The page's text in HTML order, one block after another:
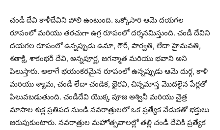
చండీ దేవి కాళీదేవిని పోలి ఉంటుంది. ఒక్కోసారి ఆమె దయగల
రూపంలో మరియు తరచుగా ఉగ్ర రూపంలో దర్శనమిస్తుంది. చండీ దేవిని
దయగల రూపంలో ఉన్నప్పుడు ఉమా, గౌరీ, పార్వతి, లేదా హైమవతి,
శతాక్షి, శాకంభరీ దేవి, అన్నపూర్ణ, జగన్మాత మరియు భవాని అని
పిలుస్తారు. అలాగే భయంకరమైన రూపంలో ఉన్నప్పుడు ఆమె దుర్గ, కాళి
మరియు శ్యామ, చండీ లేదా చండిక, భైరవి, చిన్నమాస్త మొదలైన పేర్లతో
పిలువబడుతుంది. చండీదేవి యొక్క పూజ అశ్వినీ మరియు చైత్ర
మాసాల శుక్ల ప్రతిపద నుండి నవరాత్రులలో ఒక ప్రత్యేక వేడుకతో భక్తులు
జరుపుకుంటారు. నవరాత్రుల మహోత్సవాలల్లో తల్లి చండీ దేవికి ప్రత్యేక